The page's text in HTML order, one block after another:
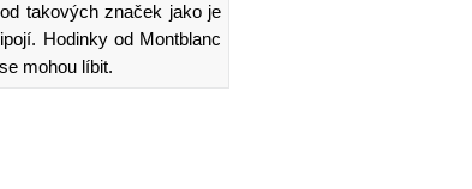
takových značek jako je
Hodinky od Montblanc
mohou líbit.